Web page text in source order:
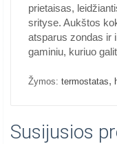
prietaisas,
srityse. Aukštos
atsparus zondas ir
gaminiu, kuriuo
Žymos: termostatas,
Susijusios